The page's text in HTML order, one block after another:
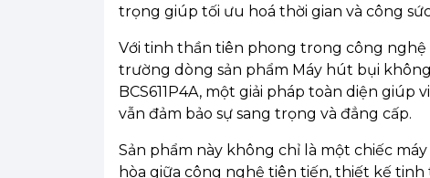
trọng giúp tối ưu hoá thời gian và công
Với tinh thần tiên phong trong công
trường dòng sản phẩm Máy hút bụi
BCS611P4A, một giải pháp toàn diện
vẫn đảm bảo sự sang trọng và đẳng cấp.
Sản phẩm này không chỉ là một chiếc
hòa giữa công nghệ tiên tiến, thiết kế